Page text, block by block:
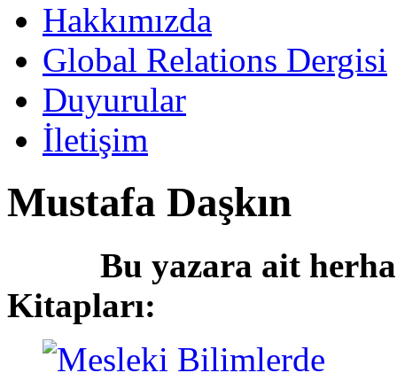
Hakkımızda
Global Relations Dergisi
Duyurular
İletişim
Mustafa Daşkın
Bu yazara ait
Kitapları: